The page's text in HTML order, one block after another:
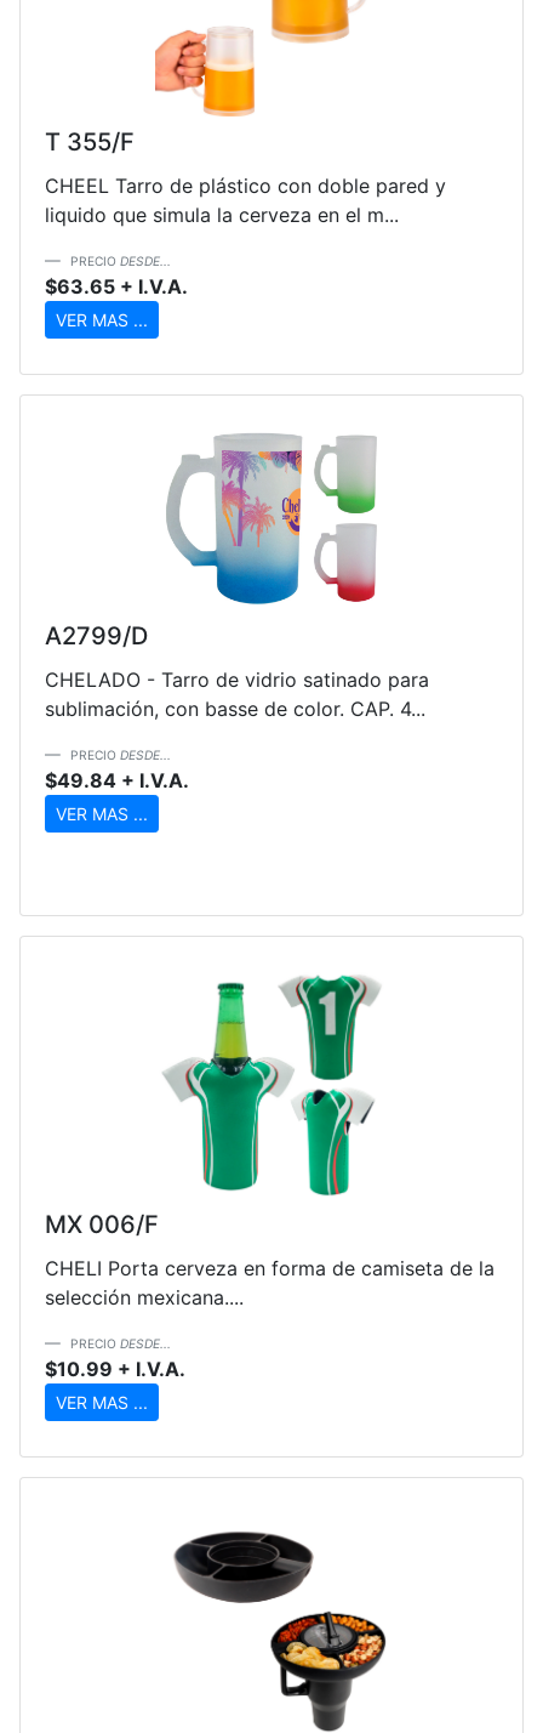
T 355/F
CHEEL Tarro de plástico con doble pared y
liquido que simula la cerveza en el m...
PRECIO DESDE...
$63.65 + I.V.A.
VER MAS ...
A2799/D
CHELADO - Tarro de vidrio satinado para
sublimación, con basse de color. CAP. 4...
PRECIO DESDE...
$49.84 + I.V.A.
VER MAS ...
MX 006/F
CHELI Porta cerveza en forma de camiseta de la
selección mexicana....
PRECIO DESDE...
$10.99 + I.V.A.
VER MAS ...